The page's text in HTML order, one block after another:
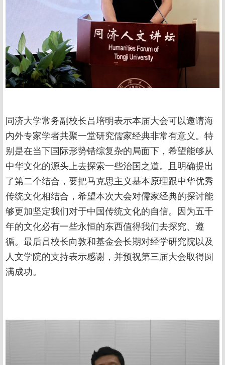
同济大学常务副校长吕培明表示本届大会可以邀请海
内外专家学者共聚一堂研究儒家经典非常有意义。特
别是在当下国际形势错综复杂的局面下，希望能够从
中华文化的源头上去探索一些治国之道。且明确提出
了第二个结合，要把马克思主义基本原理跟中华优秀
传统文化相结合，希望本次大会对儒家经典的探讨能
够更加坚定我们对于中国传统文化的自信。因为五千
年的文化必有一些永恒的东西值得我们去探究、遵
循。最后吕校长向敦和基金会长期对经学研究院以及
人文学院的支持表示感谢，并预祝第三届大会取得圆
满成功。